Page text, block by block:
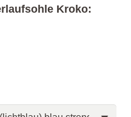
Kroko: